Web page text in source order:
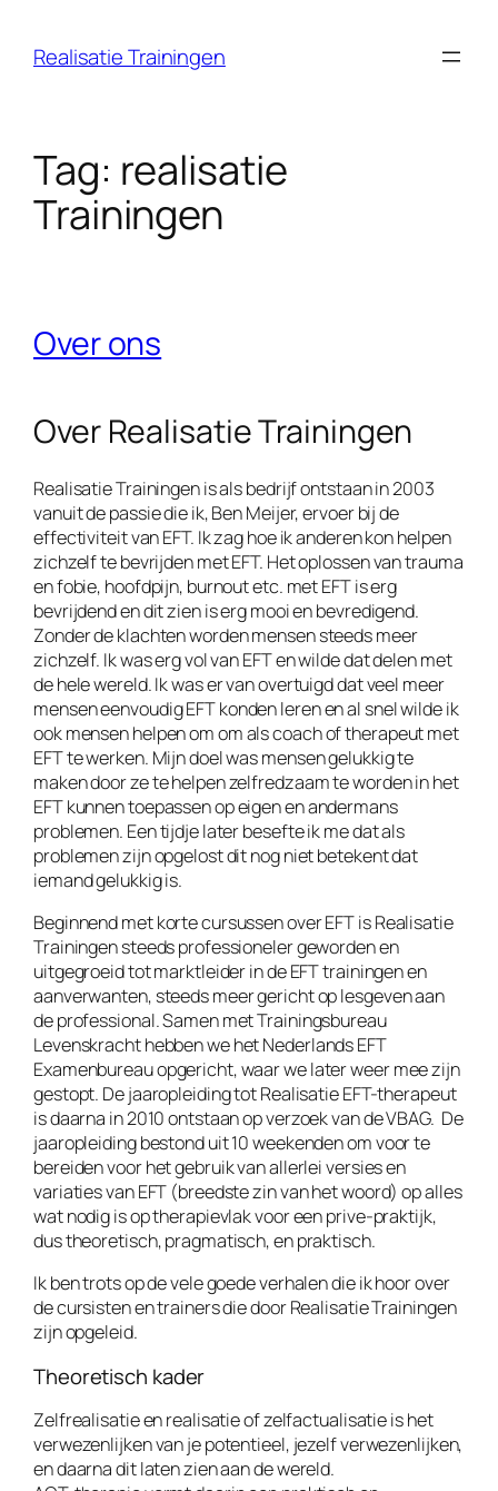
Realisatie Trainingen
Tag: realisatie
Trainingen
Over ons
Over Realisatie Trainingen
Realisatie Trainingen is als bedrijf ontstaan in 2003
vanuit de passie die ik, Ben Meijer, ervoer bij de
effectiviteit van EFT. Ik zag hoe ik anderen kon helpen
zichzelf te bevrijden met EFT. Het oplossen van trauma
en fobie, hoofdpijn, burnout etc. met EFT is erg
bevrijdend en dit zien is erg mooi en bevredigend.
Zonder de klachten worden mensen steeds meer
zichzelf. Ik was erg vol van EFT en wilde dat delen met
de hele wereld. Ik was er van overtuigd dat veel meer
mensen eenvoudig EFT konden leren en al snel wilde ik
ook mensen helpen om om als coach of therapeut met
EFT te werken. Mijn doel was mensen gelukkig te
maken door ze te helpen zelfredzaam te worden in het
EFT kunnen toepassen op eigen en andermans
problemen. Een tijdje later besefte ik me dat als
problemen zijn opgelost dit nog niet betekent dat
iemand gelukkig is.
Beginnend met korte cursussen over EFT is Realisatie
Trainingen steeds professioneler geworden en
uitgegroeid tot marktleider in de EFT trainingen en
aanverwanten, steeds meer gericht op lesgeven aan
de professional. Samen met Trainingsbureau
Levenskracht hebben we het Nederlands EFT
Examenbureau opgericht, waar we later weer mee zijn
gestopt. De jaaropleiding tot Realisatie EFT-therapeut
is daarna in 2010 ontstaan op verzoek van de VBAG. De
jaaropleiding bestond uit 10 weekenden om voor te
bereiden voor het gebruik van allerlei versies en
variaties van EFT (breedste zin van het woord) op alles
wat nodig is op therapievlak voor een prive-praktijk,
dus theoretisch, pragmatisch, en praktisch.
Ik ben trots op de vele goede verhalen die ik hoor over
de cursisten en trainers die door Realisatie Trainingen
zijn opgeleid.
Theoretisch kader
Zelfrealisatie en realisatie of zelfactualisatie is het
verwezenlijken van je potentieel, jezelf verwezenlijken,
en daarna dit laten zien aan de wereld.